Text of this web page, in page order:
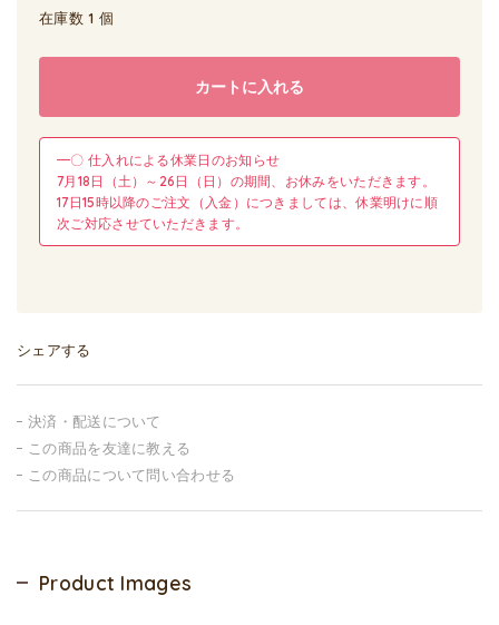
在庫数 1 個
カートに入れる
━〇 仕入れによる休業日のお知らせ
7月18日（土）～26日（日）の期間、お休みをいただきます。
17日15時以降のご注文（入金）につきましては、休業明けに順
次ご対応させていただきます。
シェアする
決済・配送について
この商品を友達に教える
この商品について問い合わせる
Product Images